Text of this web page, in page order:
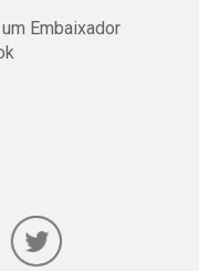
Embaixador